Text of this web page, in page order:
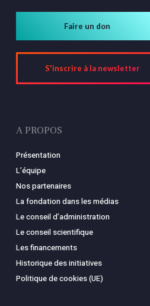
Faire un don
S'inscrire à la newsletter
A PROPOS
Présentation
L’équipe
Nos partenaires
La fondation dans les médias
Le conseil d’administration
Le conseil scientifique
Les financements
Historique des initiatives
Politique de cookies (UE)